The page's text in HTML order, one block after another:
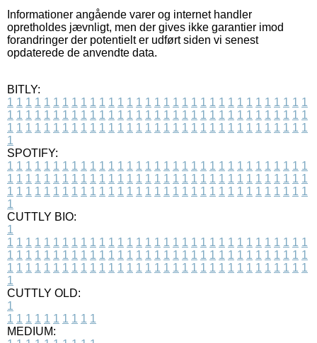
Informationer angående varer og internet handler
opretholdes jævnligt, men der gives ikke garantier imod
forandringer der potentielt er udført siden vi senest
opdaterede de anvendte data.
BITLY:
1 1 1 1 1 1 1 1 1 1 1 1 1 1 1 1 1 1 1 1 1 1 1 1 1 1 1 1 1 1 1 1 1
1 1 1 1 1 1 1 1 1 1 1 1 1 1 1 1 1 1 1 1 1 1 1 1 1 1 1 1 1 1 1 1 1
1 1 1 1 1 1 1 1 1 1 1 1 1 1 1 1 1 1 1 1 1 1 1 1 1 1 1 1 1 1 1 1 1
1
SPOTIFY:
1 1 1 1 1 1 1 1 1 1 1 1 1 1 1 1 1 1 1 1 1 1 1 1 1 1 1 1 1 1 1 1 1
1 1 1 1 1 1 1 1 1 1 1 1 1 1 1 1 1 1 1 1 1 1 1 1 1 1 1 1 1 1 1 1 1
1 1 1 1 1 1 1 1 1 1 1 1 1 1 1 1 1 1 1 1 1 1 1 1 1 1 1 1 1 1 1 1 1
1
CUTTLY BIO:
1
1 1 1 1 1 1 1 1 1 1 1 1 1 1 1 1 1 1 1 1 1 1 1 1 1 1 1 1 1 1 1 1 1
1 1 1 1 1 1 1 1 1 1 1 1 1 1 1 1 1 1 1 1 1 1 1 1 1 1 1 1 1 1 1 1 1
1 1 1 1 1 1 1 1 1 1 1 1 1 1 1 1 1 1 1 1 1 1 1 1 1 1 1 1 1 1 1 1 1
1
CUTTLY OLD:
1
1 1 1 1 1 1 1 1 1 1
MEDIUM: